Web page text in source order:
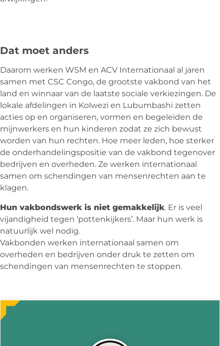
Dat moet anders
Daarom werken WSM en ACV Internationaal al jaren
samen met CSC Congo, de grootste vakbond van het
land en winnaar van de laatste sociale verkiezingen. De
lokale afdelingen in Kolwezi en Lubumbashi zetten
acties op en organiseren, vormen en begeleiden de
mijnwerkers en hun kinderen zodat ze zich bewust
worden van hun rechten. Hoe meer leden, hoe sterker
de onderhandelingspositie van de vakbond tegenover
bedrijven en overheden. Ze werken internationaal
samen om schendingen van mensenrechten aan te
klagen.
Hun vakbondswerk is niet gemakkelijk. Er is veel
vijandigheid tegen ‘pottenkijkers’. Maar hun werk is
natuurlijk wel nodig.
Vakbonden werken internationaal samen om
overheden en bedrijven onder druk te zetten om
schendingen van mensenrechten te stoppen.
Meer
over
deze